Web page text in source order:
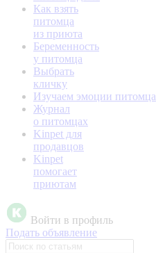
Как взять
питомца
из приюта
Беременность
у питомца
Выбрать
кличку
Изучаем эмоции питомца
Журнал
о питомцах
Kinpet для
продавцов
Kinpet
помогает
приютам
Войти в профиль
Подать объявление